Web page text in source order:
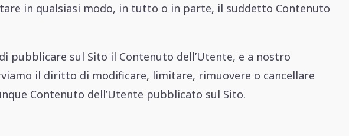
in qualsiasi modo, in tutto o in parte, il suddetto Contenuto
pubblicare sul Sito il Contenuto dell’Utente, e a nostro
il diritto di modificare, limitare, rimuovere o cancellare
Contenuto dell’Utente pubblicato sul Sito.